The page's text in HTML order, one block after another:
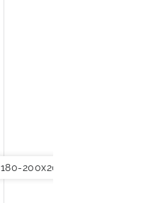
180-200x200x7cm